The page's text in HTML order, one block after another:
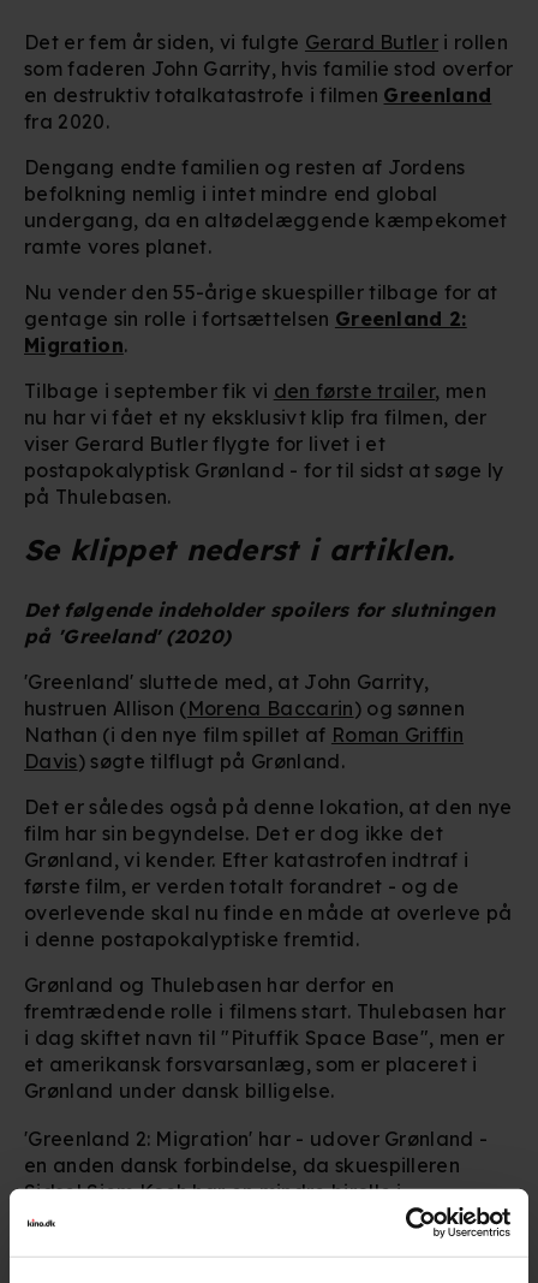
Det er fem år siden, vi fulgte Gerard Butler i rollen
som faderen John Garrity, hvis familie stod overfor
en destruktiv totalkatastrofe i filmen Greenland
fra 2020.
Dengang endte familien og resten af Jordens
befolkning nemlig i intet mindre end global
undergang, da en altødelæggende kæmpekomet
ramte vores planet.
Nu vender den 55-årige skuespiller tilbage for at
gentage sin rolle i fortsættelsen Greenland 2:
Migration.
Tilbage i september fik vi den første trailer, men
nu har vi fået et ny eksklusivt klip fra filmen, der
viser Gerard Butler flygte for livet i et
postapokalyptisk Grønland - for til sidst at søge ly
på Thulebasen.
Se klippet nederst i artiklen.
Det følgende indeholder spoilers for slutningen
på 'Greeland' (2020)
'Greenland' sluttede med, at John Garrity,
hustruen Allison (Morena Baccarin) og sønnen
Nathan (i den nye film spillet af Roman Griffin
Davis) søgte tilflugt på Grønland.
Det er således også på denne lokation, at den nye
film har sin begyndelse. Det er dog ikke det
Grønland, vi kender. Efter katastrofen indtraf i
første film, er verden totalt forandret - og de
overlevende skal nu finde en måde at overleve på
i denne postapokalyptiske fremtid.
Grønland og Thulebasen har derfor en
fremtrædende rolle i filmens start. Thulebasen har
i dag skiftet navn til "Pituffik Space Base", men er
et amerikansk forsvarsanlæg, som er placeret i
Grønland under dansk billigelse.
'Greenland 2: Migration' har - udover Grønland -
en anden dansk forbindelse, da skuespilleren
Sidsel Siem Kochhar en mindre birolle i
actionfilmen. En historie, vi kunne afsløre tidligere i
år, hvor den danske skuespiller også udtalte sig til